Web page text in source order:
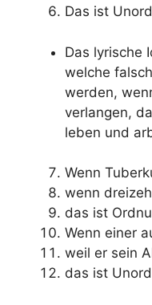
Das ist
Das lyrische
welche
werden,
verlangen,
leben und
Wenn
wenn
das ist
Wenn einer
weil er sein
das ist